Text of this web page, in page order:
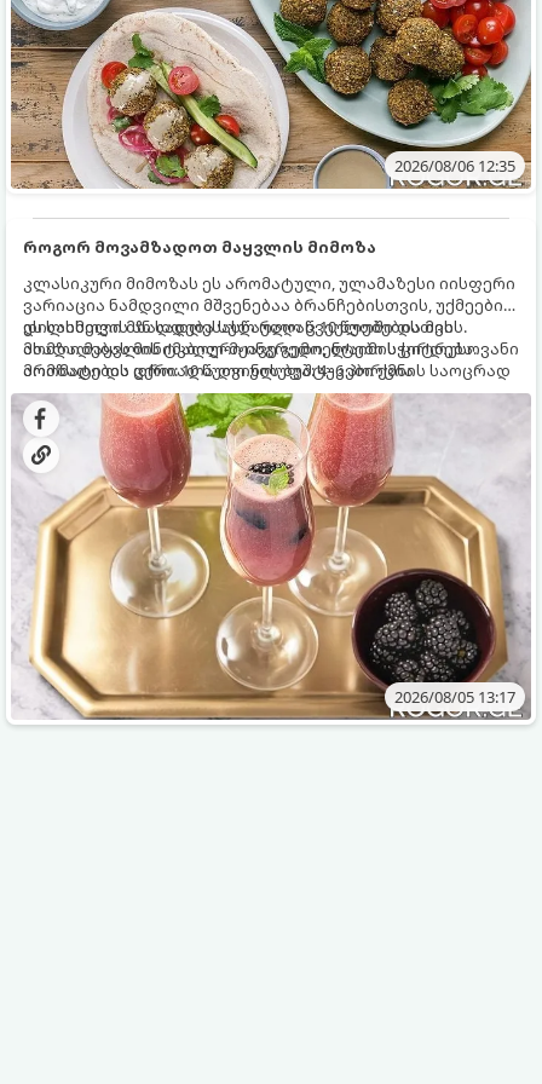
2026/08/06 12:35
როგორ მოვამზადოთ მაყვლის მიმოზა
კლასიკური მიმოზას ეს არომატული, ულამაზესი იისფერი
ვარიაცია ნამდვილი მშვენებაა ბრანჩებისთვის, უქმეების
დილისთვის ან სადღესასწაულო წვეულებებისთვის.
ახალი მაყვლის ტკბილ-მჟავე გემო, ლაიმის ციტრუსოვანი
არომატი და ცქრიალა ღვინის ბუშტუკები ქმნის საოცრად
დახვეწილ და მაგრილებელ კოქტეილს.
ეს სასმელი მზადდება სულ რაღაც 10 წუთში და მის
მომზადებას მინიმალური ინგრედიენტები სჭირდება.
მომზადების დრო: 10 წუთი ულუფა: 4–6 პორცია
2026/08/05 13:17